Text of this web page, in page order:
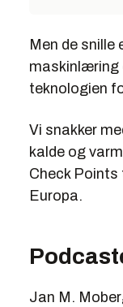
Men de snille
maskinlæring
teknologien
Vi snakker
kalde og
Check
Europa.
Jan M.